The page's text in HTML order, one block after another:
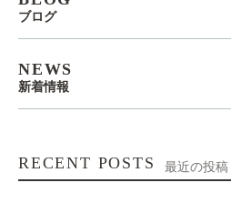
ブログ
NEWS
新着情報
RECENT POSTS 最近の投稿